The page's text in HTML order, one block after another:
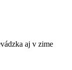
aj v zime